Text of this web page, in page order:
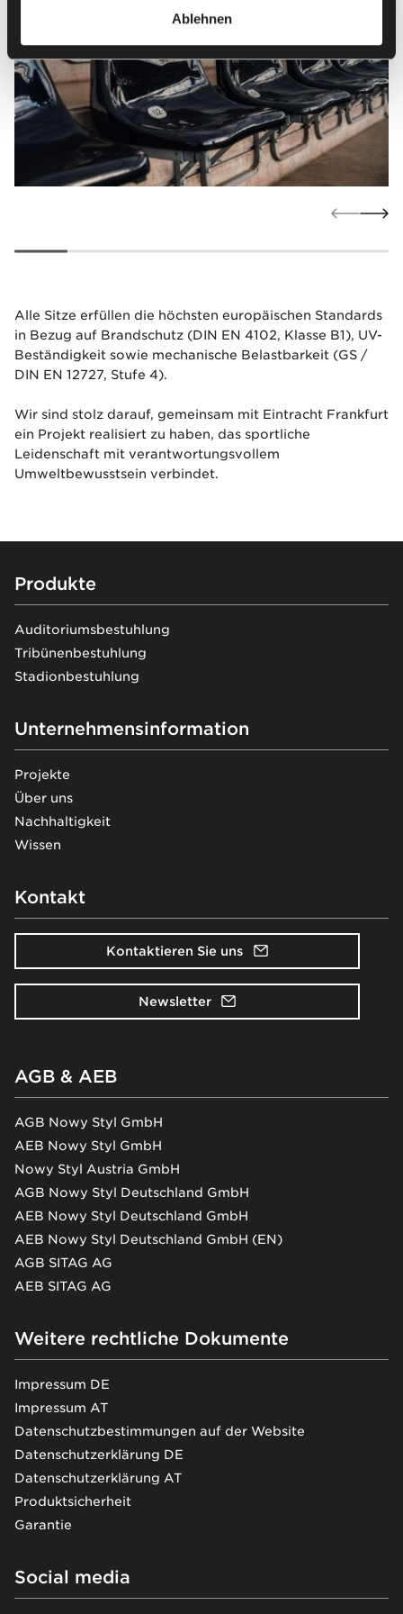
Ablehnen
Alle Sitze erfüllen die höchsten europäischen Standards
in Bezug auf Brandschutz (DIN EN 4102, Klasse B1), UV-
Beständigkeit sowie mechanische Belastbarkeit (GS /
DIN EN 12727, Stufe 4).
Wir sind stolz darauf, gemeinsam mit Eintracht Frankfurt
ein Projekt realisiert zu haben, das sportliche
Leidenschaft mit verantwortungsvollem
Umweltbewusstsein verbindet.
Footer
Produkte
Auditoriumsbestuhlung
Tribünenbestuhlung
Stadionbestuhlung
Unternehmensinformation
Projekte
Über uns
Nachhaltigkeit
Wissen
Kontakt
Kontaktieren Sie uns
Newsletter
AGB & AEB
AGB Nowy Styl GmbH
AEB Nowy Styl GmbH
Nowy Styl Austria GmbH
AGB Nowy Styl Deutschland GmbH
AEB Nowy Styl Deutschland GmbH
AEB Nowy Styl Deutschland GmbH (EN)
AGB SITAG AG
AEB SITAG AG
Weitere rechtliche Dokumente
Impressum DE
Impressum AT
Datenschutzbestimmungen auf der Website
Datenschutzerklärung DE
Datenschutzerklärung AT
Produktsicherheit
Garantie
Social media